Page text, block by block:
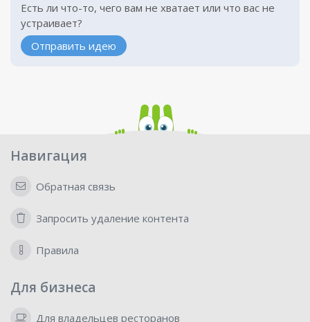
Есть ли что-то, чего вам не хватает или что вас не
устраивает?
Отправить идею
Навигация
Обратная связь
Запросить удаление контента
Правила
Для бизнеса
Для владельцев ресторанов